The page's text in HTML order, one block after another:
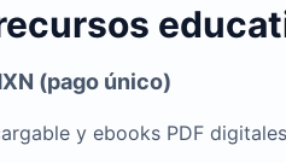
(pago único)
y ebooks PDF digitales